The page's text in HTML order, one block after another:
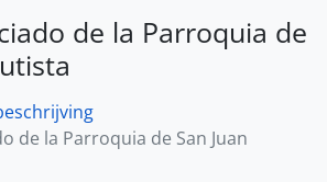
de la Parroquia de
de la Parroquia de San Juan